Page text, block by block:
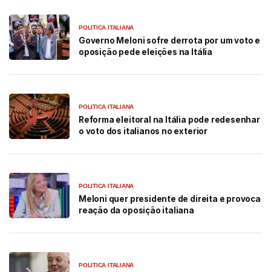
POLITICA ITALIANA
Governo Meloni sofre derrota por um voto e
oposição pede eleições na Itália
POLITICA ITALIANA
Reforma eleitoral na Itália pode redesenhar
o voto dos italianos no exterior
POLITICA ITALIANA
Meloni quer presidente de direita e provoca
reação da oposição italiana
POLITICA ITALIANA